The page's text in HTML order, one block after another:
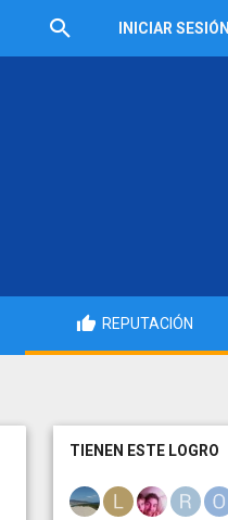
INICIAR SESIÓN
REPUTACIÓN
TIENEN ESTE LOGRO